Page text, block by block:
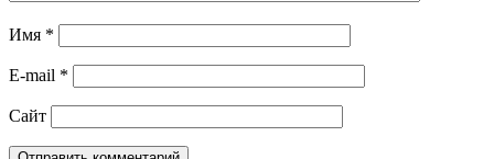
Имя *
E-mail *
Сайт